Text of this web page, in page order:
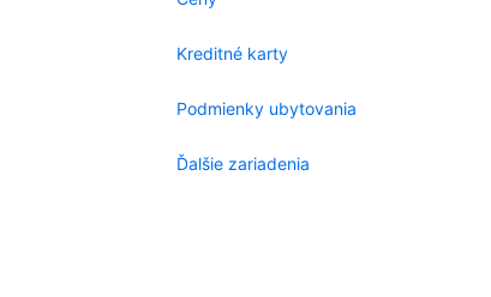
Kreditné karty
Podmienky ubytovania
Ďalšie zariadenia